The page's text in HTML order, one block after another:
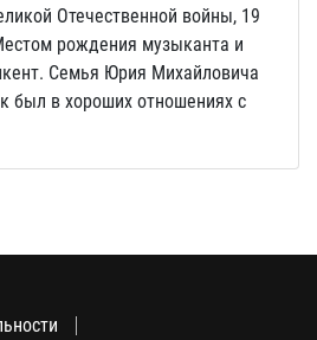
Отечественной войны, 19
рождения музыканта и
Семья Юрия Михайловича
был в хороших отношениях с